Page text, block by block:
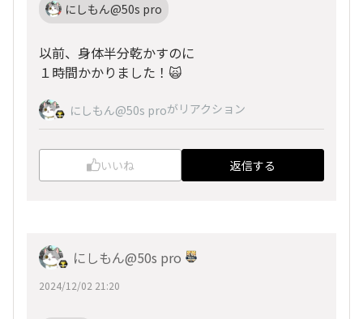
にしもん@50s pro
以前、身体半分乾かすのに
１時間かかりました！🙀
にしもん@50s proがリアクション
いいね 返信する
にしもん@50s pro
2024/12/02 21:20